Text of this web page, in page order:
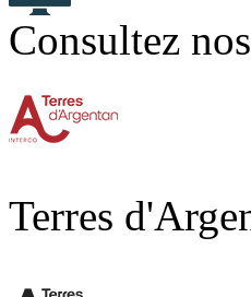
Consultez
Terres